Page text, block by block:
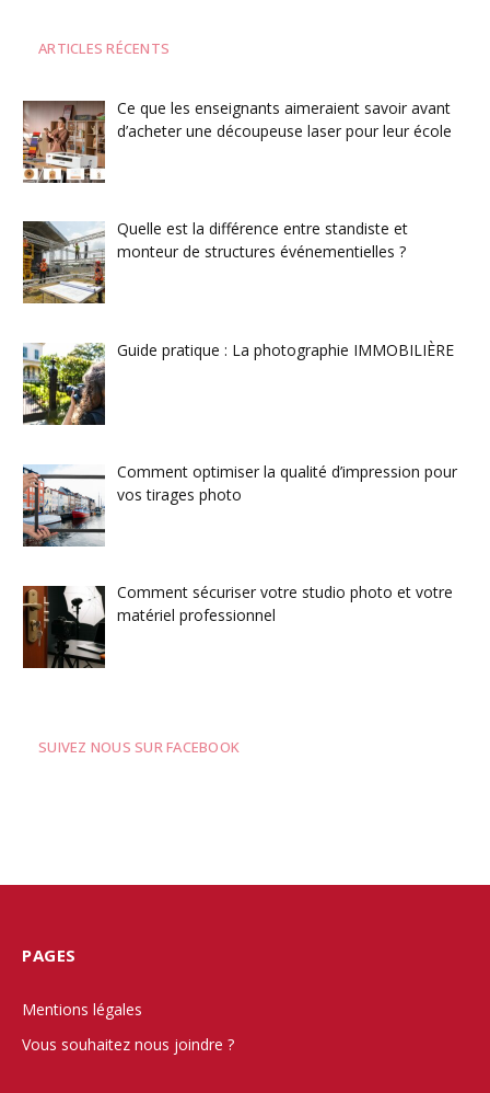
ARTICLES RÉCENTS
Ce que les enseignants aimeraient savoir avant
d’acheter une découpeuse laser pour leur école
Quelle est la différence entre standiste et
monteur de structures événementielles ?
Guide pratique : La photographie IMMOBILIÈRE
Comment optimiser la qualité d’impression pour
vos tirages photo
Comment sécuriser votre studio photo et votre
matériel professionnel
SUIVEZ NOUS SUR FACEBOOK
PAGES
Mentions légales
Vous souhaitez nous joindre ?